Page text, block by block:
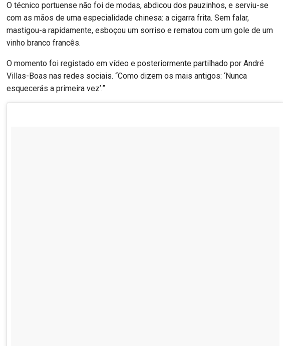
O técnico portuense não foi de modas, abdicou dos pauzinhos, e serviu-se
com as mãos de uma especialidade chinesa: a cigarra frita. Sem falar,
mastigou-a rapidamente, esboçou um sorriso e rematou com um gole de um
vinho branco francês.
O momento foi registado em vídeo e posteriormente partilhado por André
Villas-Boas nas redes sociais. “Como dizem os mais antigos: ‘Nunca
esquecerás a primeira vez’.”